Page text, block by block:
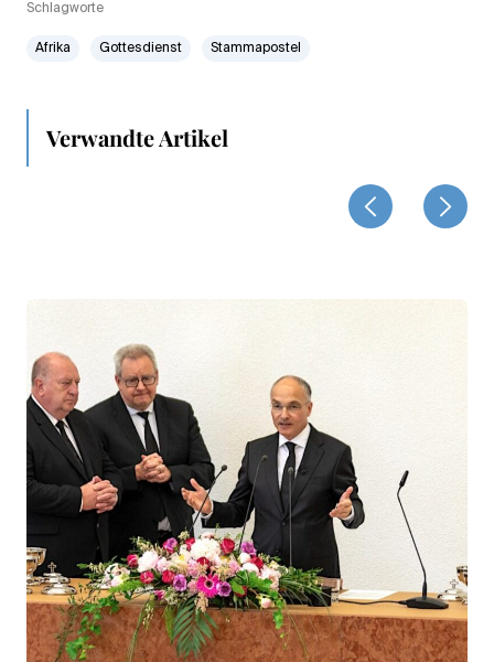
Schlagworte
Afrika Gottesdienst Stammapostel
Verwandte Artikel